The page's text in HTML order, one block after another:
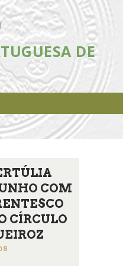
DE
DE
e divulgação da Genealogia em
COM
CÍRCULO